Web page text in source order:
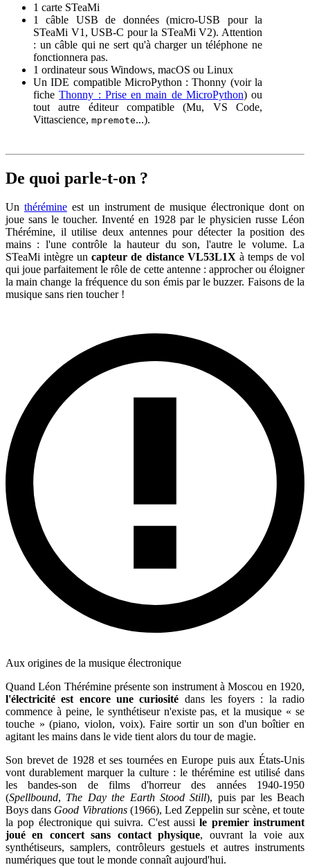
1 carte STeaMi
1 câble USB de données (micro-USB pour la
STeaMi V1, USB-C pour la STeaMi V2). Attention
: un câble qui ne sert qu'à charger un téléphone ne
fonctionnera pas.
1 ordinateur sous Windows, macOS ou Linux
Un IDE compatible MicroPython : Thonny (voir la
ficheThonny : Prise en main de MicroPython) ou
tout autre éditeur compatible (Mu, VS Code,
Vittascience, mpremote...).
De quoi parle-t-on ?
Un thérémineest un instrument de musique électronique dont on
joue sans le toucher. Inventé en 1928 par le physicien russe Léon
Thérémine, il utilise deux antennes pour détecter la position des
mains : l'une contrôle la hauteur du son, l'autre le volume. La
STeaMi intègre uncapteur de distance VL53L1Xà temps de vol
qui joue parfaitement le rôle de cette antenne : approcher ou éloigner
la main change la fréquence du son émis par le buzzer. Faisons de la
musique sans rien toucher !
Aux origines de la musique électronique
Quand Léon Thérémine présente son instrument à Moscou en 1920,
l'électricité est encore une curiosité dans les foyers : la radio
commence à peine, le synthétiseur n'existe pas, et la musique « se
touche » (piano, violon, voix). Faire sortir un son d'un boîtier en
agitant les mains dans le vide tient alors du tour de magie.
Son brevet de 1928 et ses tournées en Europe puis aux États-Unis
vont durablement marquer la culture : le thérémine est utilisé dans
les bandes-son de films d'horreur des années 1940-1950
(Spellbound, The Day the Earth Stood Still), puis par les Beach
Boys dans Good Vibrations(1966), Led Zeppelin sur scène, et toute
la pop électronique qui suivra. C'est aussile premier instrument
joué en concert sans contact physique, ouvrant la voie aux
synthétiseurs, samplers, contrôleurs gestuels et autres instruments
numériques que tout le monde connaît aujourd'hui.